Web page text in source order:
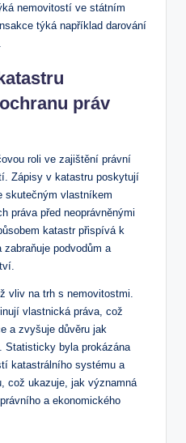
nemovitostí ​ve​ státním
týká například darování
práv
roli ⁤ve zajištění právní
Zápisy v katastru poskytují
skutečným‍ vlastníkem
práva před neoprávněnými
katastr přispívá k
podvodům a
⁣vliv na⁤ trh s nemovitostmi.
vlastnická ⁣práva, což
a ⁤zvyšuje důvěru ⁤jak
Statisticky byla⁣ prokázána
⁤katastrálního systému a
což ukazuje, jak významná
a​ ekonomického